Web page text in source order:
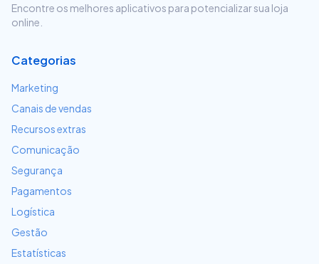
Encontre os melhores aplicativos para potencializar sua loja
online.
Categorias
Marketing
Canais de vendas
Recursos extras
Comunicação
Segurança
Pagamentos
Logística
Gestão
Estatísticas